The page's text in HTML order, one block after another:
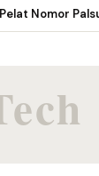
Nomor